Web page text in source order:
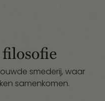
smederij, waar
samenkomen.